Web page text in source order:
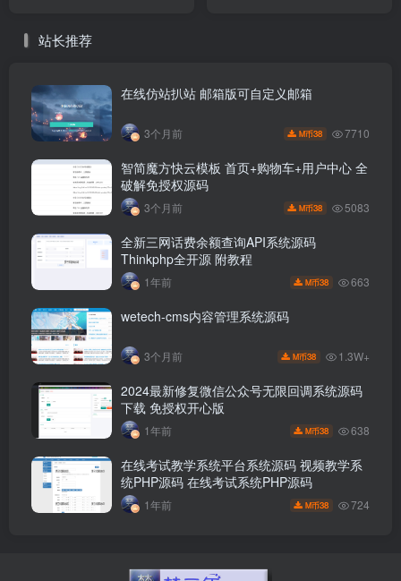
站长推荐
在线仿站扒站 邮箱版可自定义邮箱
3个月前 M币38 7710
智简魔方快云模板 首页+购物车+用户中心 全
破解免授权源码
3个月前 M币38 5083
全新三网话费余额查询API系统源码
Thinkphp全开源 附教程
1年前 M币38 663
wetech-cms内容管理系统源码
3个月前 M币38 1.3W+
2024最新修复微信公众号无限回调系统源码
下载 免授权开心版
1年前 M币38 638
在线考试教学系统平台系统源码 视频教学系
统PHP源码 在线考试系统PHP源码
1年前 M币38 724